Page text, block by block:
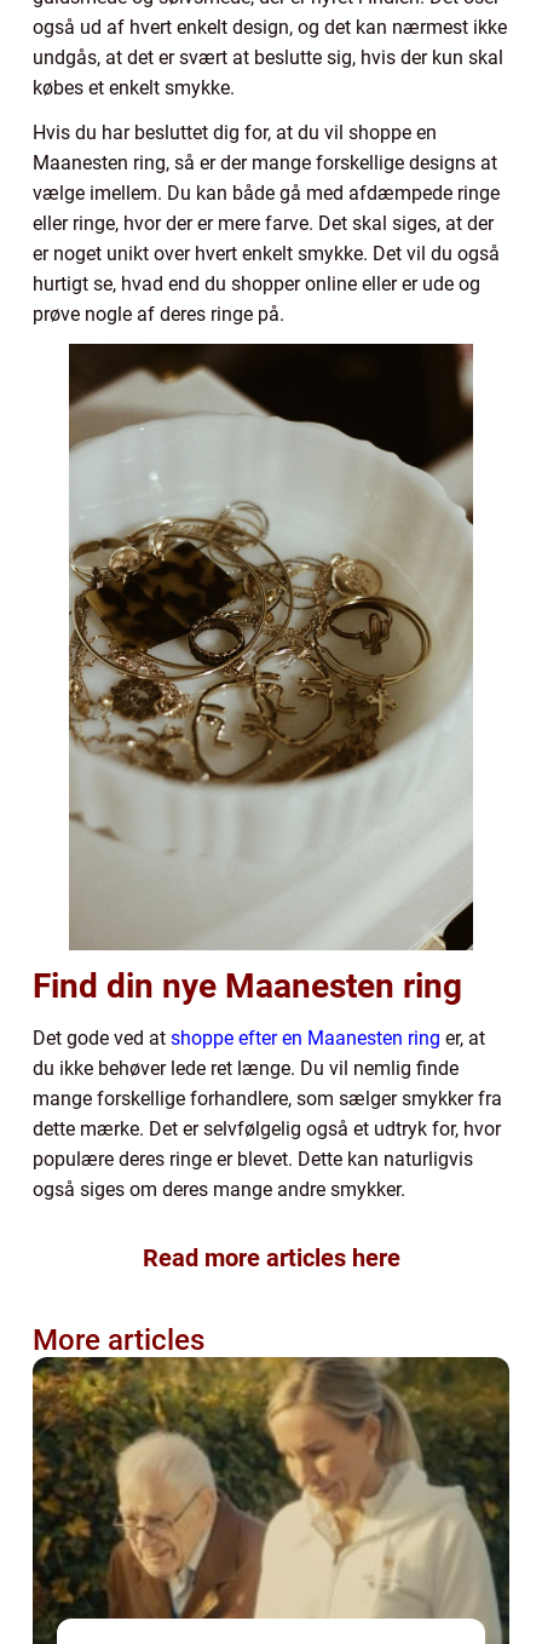
også ud af hvert enkelt design, og det kan nærmest ikke
undgås, at det er svært at beslutte sig, hvis der kun skal
købes et enkelt smykke.
Hvis du har besluttet dig for, at du vil shoppe en
Maanesten ring, så er der mange forskellige designs at
vælge imellem. Du kan både gå med afdæmpede ringe
eller ringe, hvor der er mere farve. Det skal siges, at der
er noget unikt over hvert enkelt smykke. Det vil du også
hurtigt se, hvad end du shopper online eller er ude og
prøve nogle af deres ringe på.
Find din nye Maanesten ring
Det gode ved at shoppe efter en Maanesten ring er, at
du ikke behøver lede ret længe. Du vil nemlig finde
mange forskellige forhandlere, som sælger smykker fra
dette mærke. Det er selvfølgelig også et udtryk for, hvor
populære deres ringe er blevet. Dette kan naturligvis
også siges om deres mange andre smykker.
Read more articles here
More articles